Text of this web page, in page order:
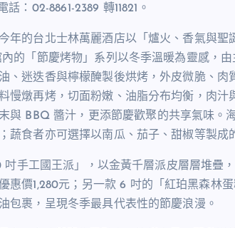
話： 02-8861-2389 轉11821 。
的台北士林萬麗酒店以「爐火、香氣與聖
的「節慶烤物」系列以冬季溫暖為靈感，
、迷迭香與檸檬醃製後烘烤，外皮微脆、
慢燉再烤，切面粉嫩、油脂分布均衡，肉
與 BBQ醬汁，更添節慶歡聚的共享氣味。
蔬食者亦可選擇以南瓜、茄子、甜椒等製成
吋手工國王派」，以金黃千層派皮層層堆疊
惠價1,280元；另一款 6 吋的「紅珀黑森林
包裹，呈現冬季最具代表性的節慶浪漫。